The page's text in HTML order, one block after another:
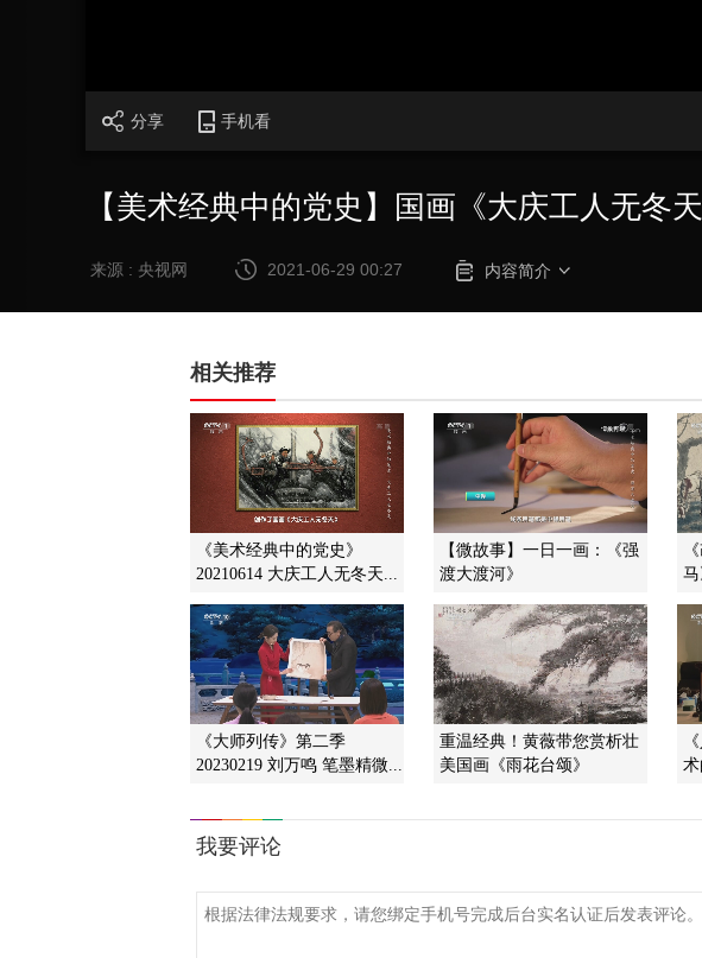
分享 手机看
【美术经典中的党史】国画《大庆工人无冬
来源 : 央视网 2021-06-29 00:27 内容简介
相关推荐
《美术经典中的党史》
20210614 大庆工人无冬天...
【微故事】一日一画：《强
渡大渡河》
《大师列传》第二季
20230219 刘万鸣 笔墨精微...
重温经典！黄薇带您赏析壮
美国画《雨花台颂》
术